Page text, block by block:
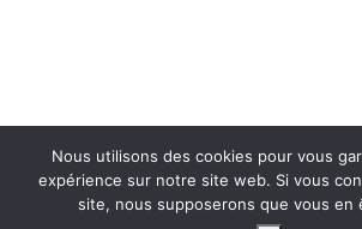
Nous utilisons des cookies pour vous
expérience sur notre site web. Si vous
site, nous supposerons que vous en